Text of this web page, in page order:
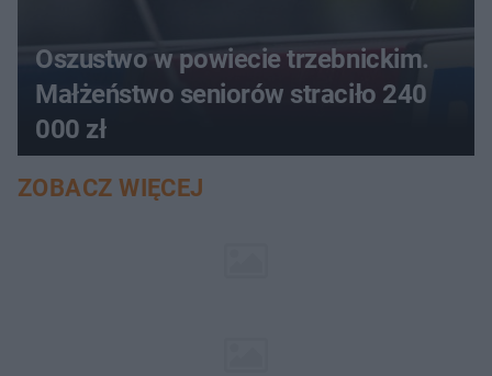
Oszustwo w powiecie trzebnickim.
Małżeństwo seniorów straciło 240
000 zł
ZOBACZ WIĘCEJ